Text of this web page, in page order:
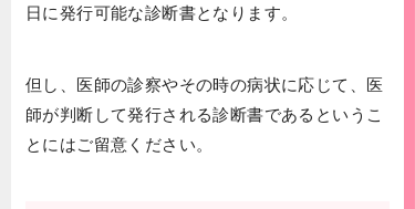
日に発行可能な診断書となります。
但し、医師の診察やその時の病状に応じて、医
師が判断して発行される診断書であるというこ
とにはご留意ください。